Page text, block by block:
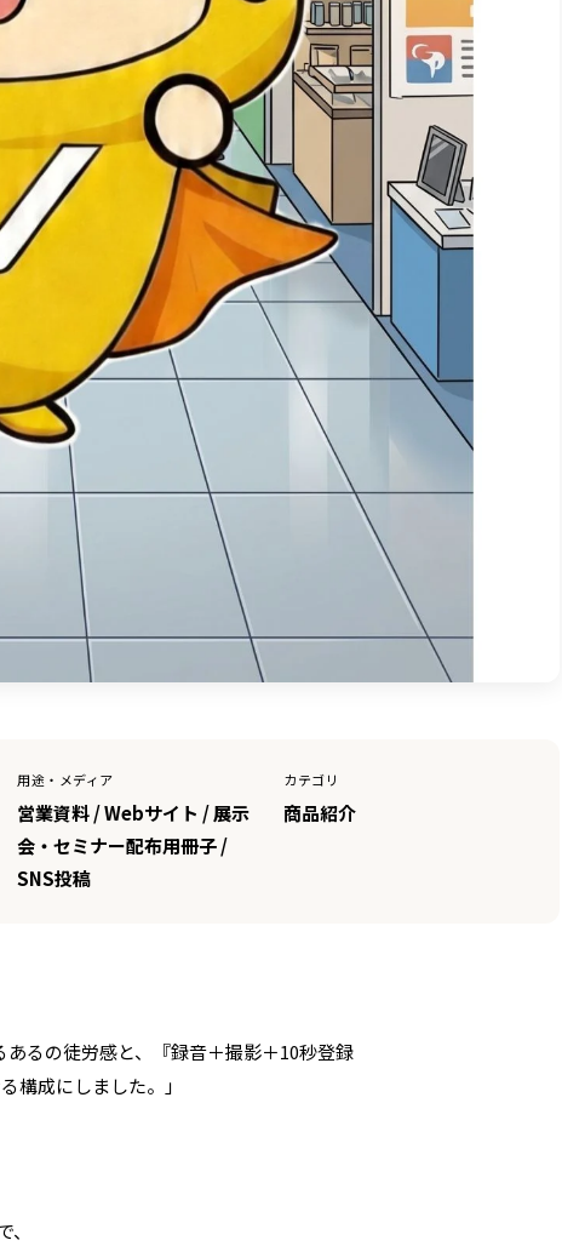
用途・メディア
営業資料 / Webサイト / 展示
会・セミナー配布用冊子 /
SNS投稿
カテゴリ
商品紹介
るの徒労感と、『録音＋撮影＋10秒登録
構成にしました。」